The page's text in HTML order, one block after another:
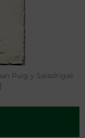
Puig y Saladrigas